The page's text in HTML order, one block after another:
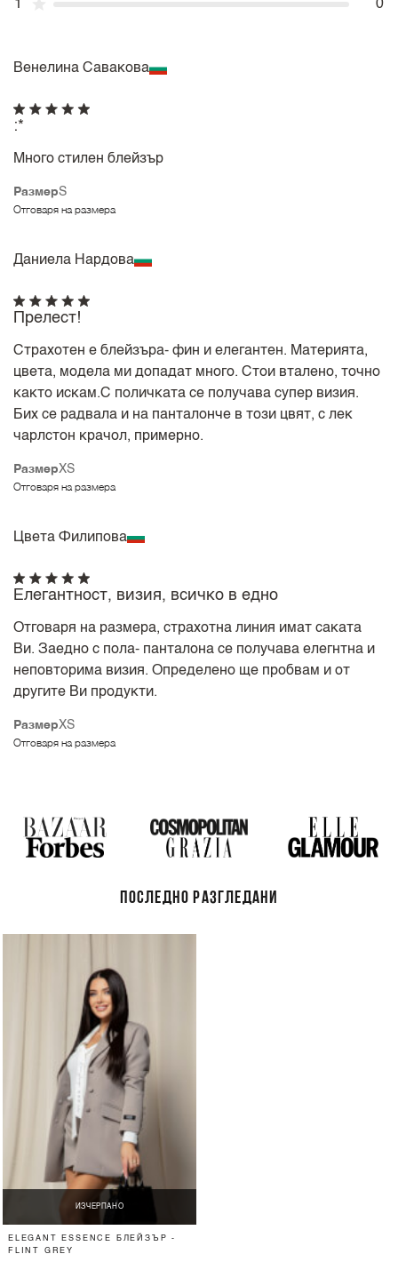
1 0
Венелина Савакова
РазмерS
Отговаря на размера
:*
Много стилен блейзър
Даниела Нардова
РазмерXS
Отговаря на размера
Прелест!
Страхотен е блейзъра- фин и елегантен. Материята,
цвета, модела ми допадат много. Стои вталено, точно
както искам.С поличката се получава супер визия.
Бих се радвала и на панталонче в този цвят, с лек
чарлстон крачол, примерно.
Цвета Филипова
РазмерXS
Отговаря на размера
Елегантност, визия, всичко в едно
Отговаря на размера, страхотна линия имат саката
Ви. Заедно с пола- панталона се получава елегнтна и
неповторима визия. Определено ще пробвам и от
другите Ви продукти.
ПОСЛЕДНО РАЗГЛЕДАНИ
ИЗЧЕРПАНО
ELEGANT ESSENCE БЛЕЙЗЪР -
FLINT GREY